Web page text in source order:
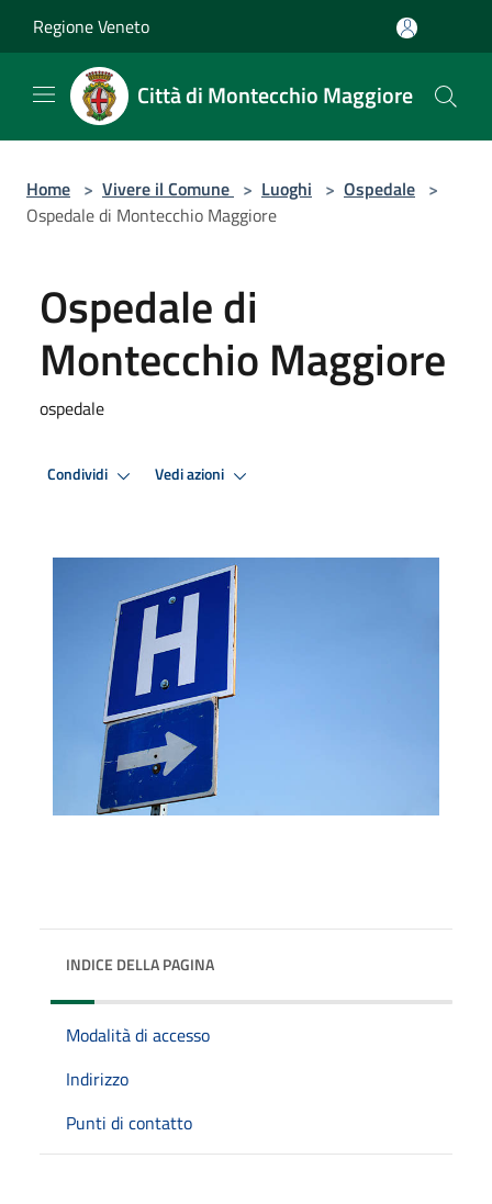
Regione Veneto
Città di Montecchio Maggiore
Home > Vivere il Comune > Luoghi > Ospedale >
Ospedale di Montecchio Maggiore
Ospedale di
Montecchio Maggiore
ospedale
Condividi Vedi azioni
INDICE DELLA PAGINA
Modalità di accesso
Indirizzo
Punti di contatto